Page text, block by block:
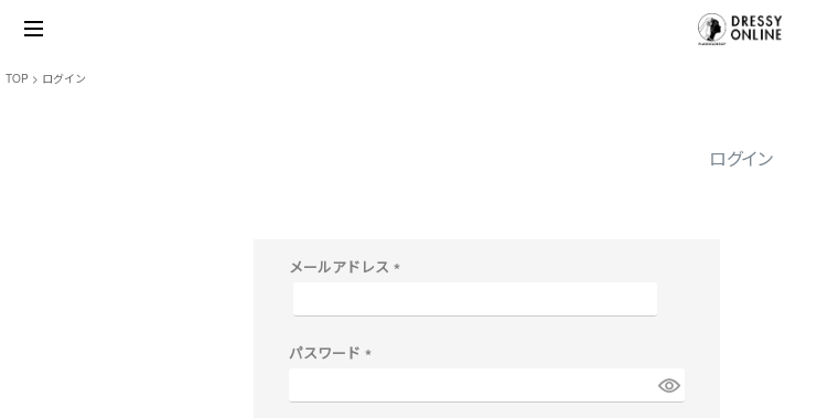
TOP ログイン
ログイン
メールアドレス
必
パスワード
必